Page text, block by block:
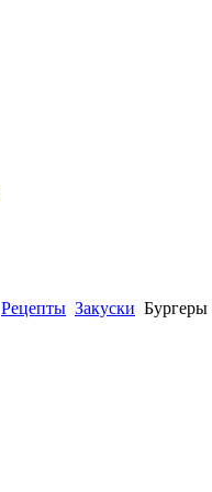
Рецепты Закуски Бургеры